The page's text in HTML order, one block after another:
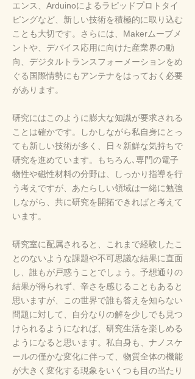
エンス、Arduinoによるラピッドプロトタイ
ピングなど、新しい技術を積極的に取り込む
ことも大切です。さらには、Makerムーブメ
ントや、デバイス応用に向けた産業界の動
向、デジタルトランスフォーメーションをめ
ぐる国際情勢にもアンテナをはっておく必要
があります。
研究にはこのように膨大な知識が要求される
ことは確かです。しかしながら私自身にとっ
ても新しい技術が多く、日々新鮮な気持ちで
研究を進めています。もちろん､専門の電子
物性や磁性材料の分野は、しっかり指導を行
う考えですが、あたらしい領域は一緒に勉強
しながら、共に研究を開拓できればと考えて
います。
研究室に配属されると、これまで経験したこ
とのないような課題や不可思議な結果に直面
し、誰もが戸惑うことでしょう。予想通りの
結果が得られず、辛さを感じることもあると
思いますが、この世界で誰も答えを知らない
問題に対して、自分なりの解を少しでも見つ
けられるようになれば、研究生活を楽しめる
ようになると思います。 私自身も、ナノスケ
ールの僅かな変化に伴って、物質全体の機能
が大きく変化する現象をいくつも目の当たり